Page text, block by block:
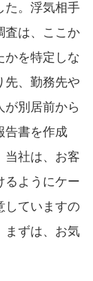
た。浮気相手
査は、ここか
かを特定しな
先、勤務先や
が別居前から
告書を作成
当社は、お客
るようにケー
していますの
まずは、お気